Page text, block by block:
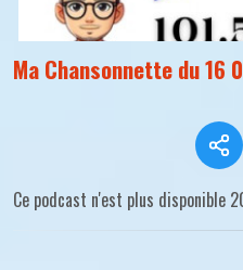
Ma Chansonnette du 16
Ce podcast n'est plus